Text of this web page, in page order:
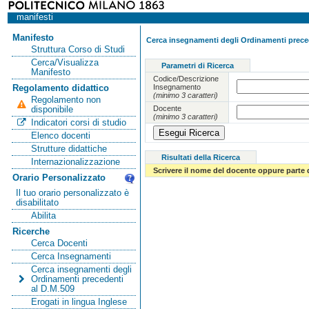
manifesti
Manifesto
Struttura Corso di Studi
Cerca/Visualizza
Manifesto
Regolamento didattico
Regolamento non
disponibile
Indicatori corsi di studio
Elenco docenti
Strutture didattiche
Internazionalizzazione
Orario Personalizzato
Il tuo orario personalizzato è
disabilitato
Abilita
Ricerche
Cerca Docenti
Cerca Insegnamenti
Cerca insegnamenti degli
Ordinamenti precedenti
al D.M.509
Erogati in lingua Inglese
Cerca insegnamenti degli Ordinamenti
Parametri di Ricerca
Codice/Descrizione
Insegnamento
(minimo 3 caratteri)
Docente
(minimo 3 caratteri)
Risultati della Ricerca
Scrivere il nome del docente oppure